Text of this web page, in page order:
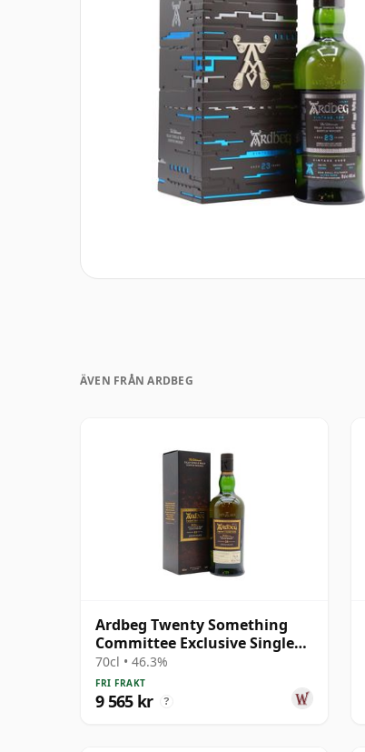
ÄVEN FRÅN ARDBEG
Ardbeg Twenty Something
Committee Exclusive Single
Malt S 23 år gammal
70cl • 46.3%
FRI FRAKT
9 565 kr ?